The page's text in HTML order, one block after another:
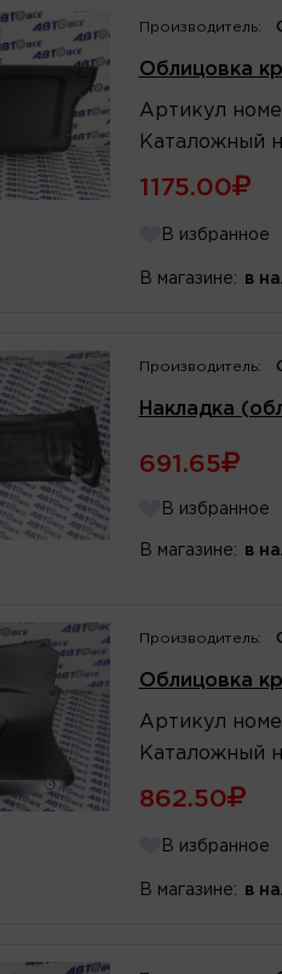
Производитель:
Облицовка
Артикул
Каталожный
1175.00
В избранное
В магазине: в
Производитель:
Накладка
691.65
В избранное
В магазине: в
Производитель:
Облицовка
Артикул
Каталожный
862.50
В избранное
В магазине: в